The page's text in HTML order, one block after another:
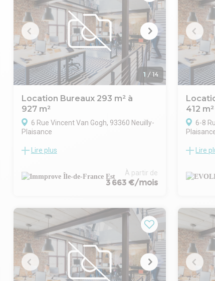
1 /14
Location Bureaux 293 m² à
927 m²
6 Rue Vincent Van Gogh, 93360 Neuilly-
Plaisance
Idéalement positionnés à Neuilly-Plaisance,
"Neuilly-Plaisance" et des axes
autoroutiers A4/A86 et A3, Immprove met
Accessibles par un ascenseur desservant
directement le plateau, ces bureaux sont
aménagés, cloisonnés et équipés de
systèmes de climatisation. Des solutions
de stationnement sont également
disponibles dans le parking situé au sous-
Lire plus
À partir de
3 663 €/mois
412 m²
6-8
À la
propose
412 m²
en
.
. Façade
. Accès
. Accès
Lire